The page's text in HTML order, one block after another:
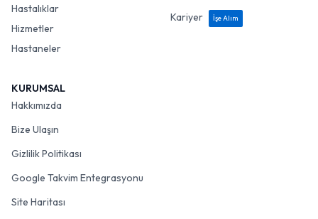
Hastalıklar
Hizmetler
Hastaneler
Kariyer
İşe Alım
KURUMSAL
Hakkımızda
Bize Ulaşın
Gizlilik Politikası
Google Takvim Entegrasyonu
Site Haritası